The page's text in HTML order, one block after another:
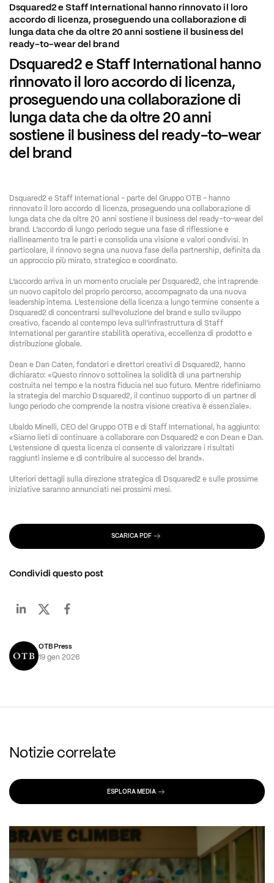
Dsquared2 e Staff International hanno rinnovato il loro
accordo di licenza, proseguendo una collaborazione di
lunga data che da oltre 20 anni sostiene il business del
ready-to-wear del brand
Dsquared2 e Staff International hanno
rinnovato il loro accordo di licenza,
proseguendo una collaborazione di
lunga data che da oltre 20 anni
sostiene il business del ready-to-wear
del brand
Dsquared2 e Staff International – parte del Gruppo OTB – hanno
rinnovato il loro accordo di licenza, proseguendo una collaborazione di
lunga data che da oltre 20 anni sostiene il business del ready-to-wear del
brand. L’accordo di lungo periodo segue una fase di riflessione e
riallineamento tra le parti e consolida una visione e valori condivisi. In
particolare, il rinnovo segna una nuova fase della partnership, definita da
un approccio più mirato, strategico e coordinato.
L’accordo arriva in un momento cruciale per Dsquared2, che intraprende
un nuovo capitolo del proprio percorso, accompagnato da una nuova
leadership interna. L’estensione della licenza a lungo termine consente a
Dsquared2 di concentrarsi sull’evoluzione del brand e sullo sviluppo
creativo, facendo al contempo leva sull’infrastruttura di Staff
International per garantire stabilità operativa, eccellenza di prodotto e
distribuzione globale.
Dean e Dan Caten, fondatori e direttori creativi di Dsquared2, hanno
dichiarato: «Questo rinnovo sottolinea la solidità di una partnership
costruita nel tempo e la nostra fiducia nel suo futuro. Mentre ridefiniamo
la strategia del marchio Dsquared2, il continuo supporto di un partner di
lungo periodo che comprende la nostra visione creativa è essenziale».
Ubaldo Minelli, CEO del Gruppo OTB e di Staff International, ha aggiunto:
«Siamo lieti di continuare a collaborare con Dsquared2 e con Dean e Dan.
L’estensione di questa licenza ci consente di valorizzare i risultati
raggiunti insieme e di contribuire al successo del brand».
Ulteriori dettagli sulla direzione strategica di Dsquared2 e sulle prossime
iniziative saranno annunciati nei prossimi mesi.
SCARICA PDF
Condividi questo post
OTB Press
19 gen 2026
Notizie correlate
ESPLORA MEDIA